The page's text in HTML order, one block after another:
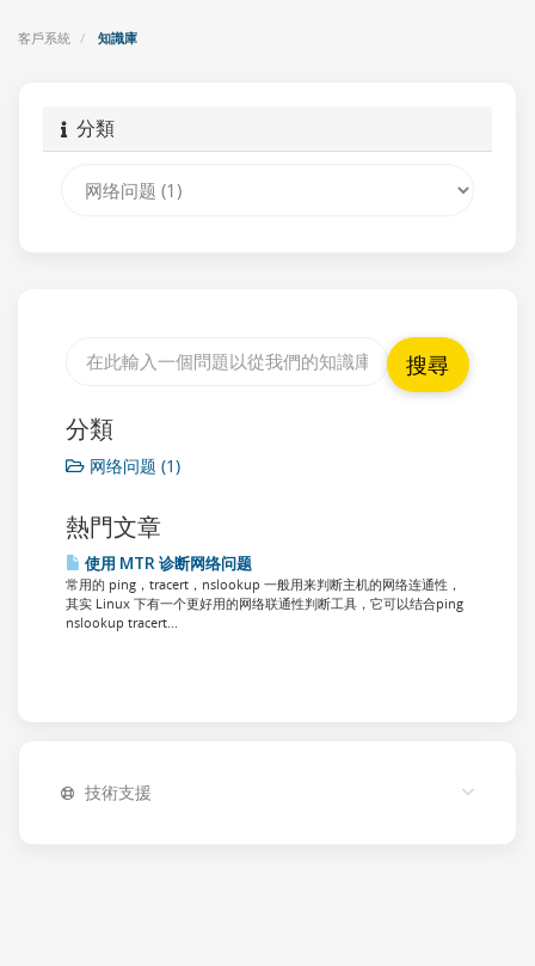
客戶系統 知識庫
分類
分類
网络问题 (1)
熱門文章
使用 MTR 诊断网络问题
常用的 ping，tracert，nslookup 一般用来判断主机的网络连通性，
其实 Linux 下有一个更好用的网络联通性判断工具，它可以结合ping
nslookup tracert...
技術支援